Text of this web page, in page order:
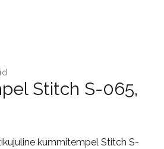
Stitch S-065,
kummitempel Stitch S-